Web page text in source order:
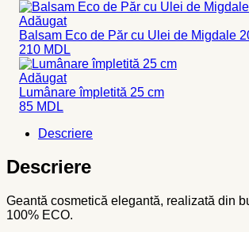
Adăugat
Balsam Eco de Păr cu Ulei de Migdale
210 MDL
Adăugat
Lumânare împletită 25 cm
85 MDL
Descriere
Descriere
Geantă cosmetică elegantă, realizată din
100% ECO.